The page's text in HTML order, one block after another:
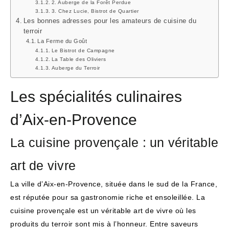
2. Auberge de la Forêt Perdue
3. Chez Lucie, Bistrot de Quartier
Les bonnes adresses pour les amateurs de cuisine du
terroir
La Ferme du Goût
Le Bistrot de Campagne
La Table des Oliviers
Auberge du Terroir
Les spécialités culinaires
d’Aix-en-Provence
La cuisine provençale : un véritable
art de vivre
La ville d’Aix-en-Provence, située dans le sud de la France,
est réputée pour sa gastronomie riche et ensoleillée. La
cuisine provençale est un véritable art de vivre où les
produits du terroir sont mis à l’honneur. Entre saveurs